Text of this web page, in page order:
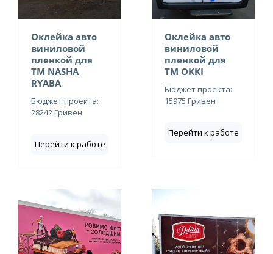
Оклейка авто
виниловой
пленкой для
ТМ NASHA
RYABA
Бюджет проекта:
28242 Гривен
Перейти к работе
Оклейка авто
виниловой
пленкой для
ТМ OKKI
Бюджет проекта:
15975 Гривен
Перейти к работе